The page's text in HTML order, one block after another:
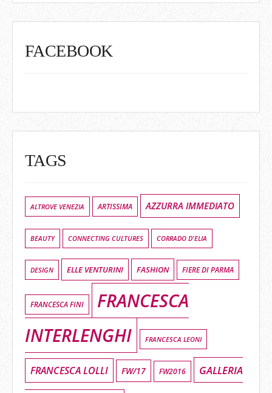
FACEBOOK
TAGS
ALTROVE VENEZIA ARTISSIMA AZZURRA IMMEDIATO
BEAUTY CONNECTING CULTURES CORRADO D'ELIA
DESIGN ELLE VENTURINI FASHION FIERE DI PARMA
FRANCESCA FINI
FRANCESCA
INTERLENGHI
FRANCESCA LEONI
FRANCESCA LOLLI FW/17 FW2016 GALLERIA